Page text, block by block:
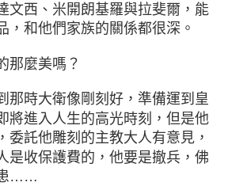
文西、米開朗基羅與拉斐爾，能
，和他們家族的關係都很深。
那麼美嗎？
那時大衛像剛刻好，準備運到皇
將進入人生的高光時刻，但是他
委託他雕刻的主教大人有意見，
是收保護費的，他要是撤兵，佛
患……